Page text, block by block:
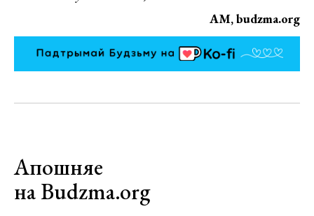
АМ, budzma.org
Апошняе
на Budzma.org